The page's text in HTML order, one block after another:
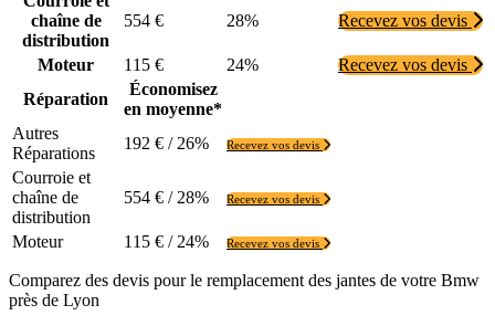
chaîne de
distribution
554 € 28% Recevez vos devis
Moteur 115 € 24%
Recevez vos devis
Réparation
Économisez
en moyenne*
Autres
Réparations
192 € / 26% Recevez vos devis
Courroie et
chaîne de
distribution
554 € / 28% Recevez vos devis
Moteur 115 € / 24% Recevez vos devis
Comparez des devis pour le remplacement des jantes de votre Bmw
près de Lyon